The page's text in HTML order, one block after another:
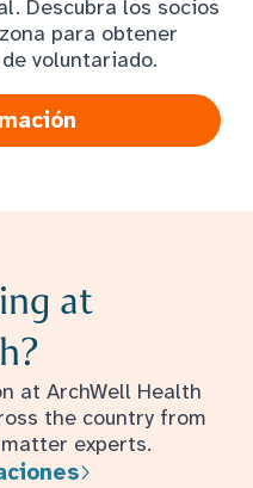
Descubra los socios
para obtener
voluntariado.
at
at ArchWell Health
the country from
experts.